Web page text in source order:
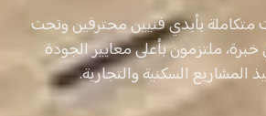
بأيدي فنيين محترفين وتحت
ملتزمون بأعلى معايير الجودة
السكنية والتجارية.